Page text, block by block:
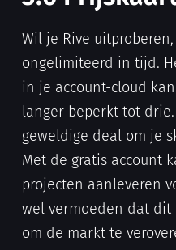
Wil je Rive
ongelimiteerd in tijd.
in je account-cloud
langer beperkt tot
geweldige deal om je
Met de gratis account
projecten aanleveren
wel vermoeden dat dit
om de markt te